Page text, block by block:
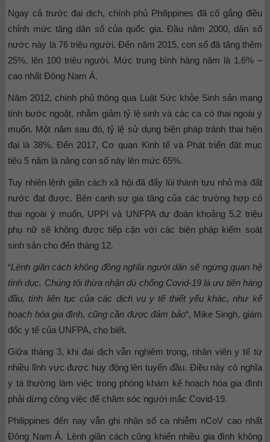
Ngay cả trước đại dịch, chính phủ Philippines đã cố gắng điều
chỉnh mức tăng dân số của quốc gia. Đầu năm 2000, dân số
nước này là 76 triệu người. Đến năm 2015, con số đã tăng thêm
25%, lên 100 triệu người. Mức trung bình hàng năm là 1,6% –
cao nhất Đông Nam Á.
Năm 2012, chính phủ thông qua Luật Sức khỏe Sinh sản mang
tính bước ngoặt, nhằm giảm tỷ lệ sinh và các ca có thai ngoài ý
muốn. Một năm sau đó, tỷ lệ sử dụng biện pháp tránh thai hiện
đại là 38%. Đến 2017, Cơ quan Kinh tế và Phát triển đặt mục
tiêu 5 năm là nâng con số này lên mức 65%.
Tuy nhiên lệnh giãn cách xã hội đã đẩy lùi thành tựu nhỏ mà đất
nước đạt được. Bên cạnh sự gia tăng của các trường hợp có
thai ngoài ý muốn, UPPI và UNFPA dự đoán khoảng 5,2 triệu
phụ nữ sẽ không được tiếp cận với các biện pháp kiểm soát
sinh sản cho đến tháng 12.
“Lệnh giãn cách không đồng nghĩa người dân sẽ ngừng quan hệ
tình dục. Chúng tôi thừa nhận dù chống Covid-19 là ưu tiên hàng
đầu, tính liên tục của các dịch vụ y tế thiết yếu khác, như kế
hoạch hóa gia đình, cũng cần được đảm bảo“, Mike Singh, giám
đốc y tế của UNFPA, cho biết.
Giữa tháng 3, khi đại dịch vẫn nghiêm trọng, nhân viên y tế từ
nhiều lĩnh vực được huy động lên tuyến đầu. Điều này có nghĩa
y tá thường làm việc trong phòng khám kế hoạch hóa gia đình
phải dừng công việc để chăm sóc người mắc Covid-19.
Philippines đến nay vẫn ghi nhận số ca nhiễm nCoV cao nhất
Đông Nam Á. Lệnh giãn cách cũng khiến nhiều gia đình không